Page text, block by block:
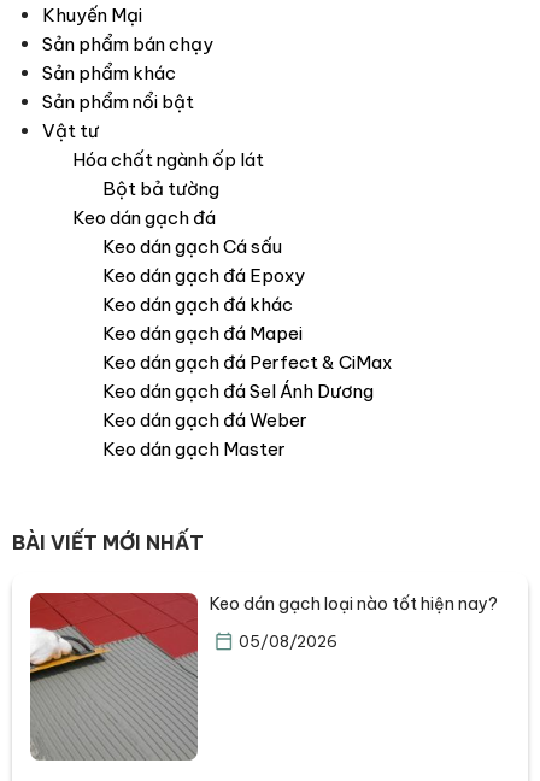
Khuyến Mại
Sản phẩm bán chạy
Sản phẩm khác
Sản phẩm nổi bật
Vật tư
Hóa chất ngành ốp lát
Bột bả tường
Keo dán gạch đá
Keo dán gạch Cá sấu
Keo dán gạch đá Epoxy
Keo dán gạch đá khác
Keo dán gạch đá Mapei
Keo dán gạch đá Perfect & CiMax
Keo dán gạch đá Sel Ánh Dương
Keo dán gạch đá Weber
Keo dán gạch Master
BÀI VIẾT MỚI NHẤT
Keo dán gạch loại nào tốt hiện nay?
05/08/2026